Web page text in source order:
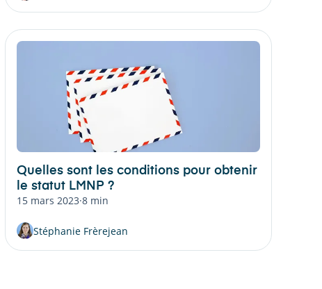
Quelles sont les conditions pour obtenir
le statut LMNP ?
15 mars 2023·8 min
Stéphanie Frèrejean